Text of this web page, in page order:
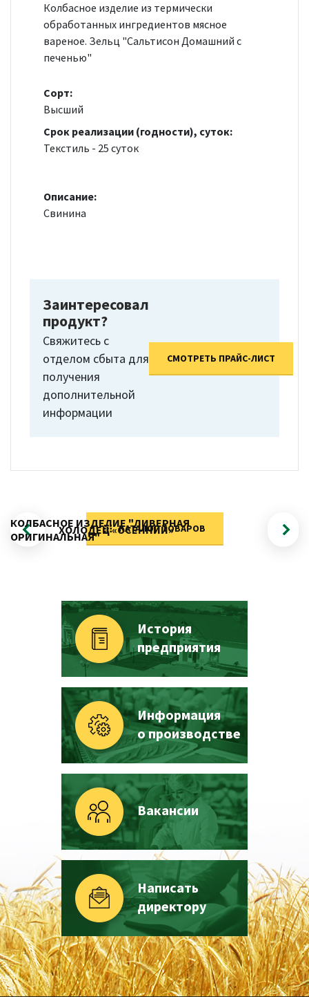
Колбасное изделие из термически
обработанных ингредиентов мясное
вареное. Зельц "Сальтисон Домашний с
печенью"
Сорт:
Высший
Срок реализации (годности), суток:
Текстиль - 25 суток
Описание:
Свинина
Заинтересовал
продукт?
Свяжитесь с
отделом сбыта для
получения
дополнительной
информации
СМОТРЕТЬ ПРАЙС-ЛИСТ
ХОЛОДЕЦ «ОСЕННИЙ»
КОЛБАСНОЕ ИЗДЕЛИЕ "ЛИВЕРНАЯ
ОРИГИНАЛЬНАЯ"
КАТАЛОГ ТОВАРОВ
История
предприятия
Информация
о производстве
Вакансии
Написать
директору